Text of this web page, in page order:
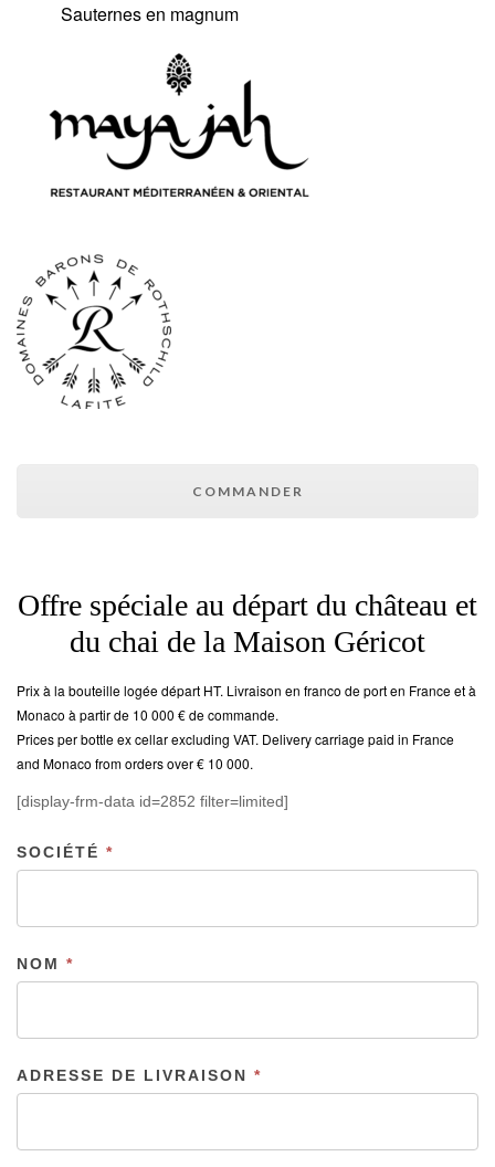
Sauternes en magnum
COMMANDER
Offre spéciale au départ du château et
du chai de la Maison Géricot
Prix à la bouteille logée départ HT. Livraison en franco de port en France et à
Monaco à partir de 10 000 € de commande.
Prices per bottle ex cellar excluding VAT. Delivery carriage paid in France
and Monaco from orders over € 10 000.
DINER
RESTAURANT
LE
[display-frm-data id=2852 filter=limited]
SOCIÉTÉ *
NOM *
ADRESSE DE LIVRAISON *